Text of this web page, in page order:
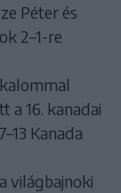
Péter és
2–1-re
a 16. kanadai
Kanada
világbajnoki